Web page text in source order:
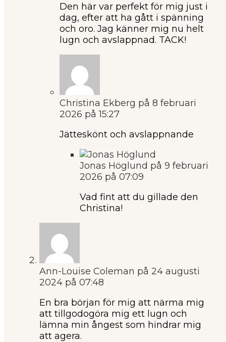
Den här var perfekt för mig just i
dag, efter att ha gått i spänning
och oro. Jag känner mig nu helt
lugn och avslappnad. TACK!
Christina Ekberg på 8 februari
2026 på 15:27
Jätteskönt och avslappnande
Jonas Höglund på 9 februari
2026 på 07:09
Vad fint att du gillade den
Christina!
Ann-Louise Coleman på 24 augusti
2024 på 07:48
En bra början för mig att närma mig
att tillgodogöra mig ett lugn och
lämna min ångest som hindrar mig
att agera.